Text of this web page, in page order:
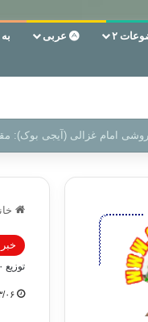
۲ عربی
فساد در زمین‌، دوری
توزیع ۲۵۰ هزار نسخه قرآن در جام جهانی ۲۰۱۴
۹۳/